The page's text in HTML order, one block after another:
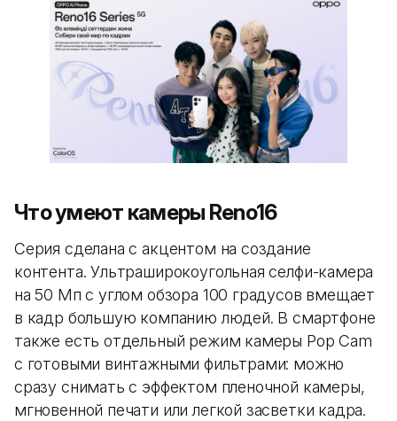
Что умеют камеры Reno16
Серия сделана с акцентом на создание
контента. Ультраширокоугольная селфи-камера
на 50 Мп с углом обзора 100 градусов вмещает
в кадр большую компанию людей. В смартфоне
также есть отдельный режим камеры Pop Cam
с готовыми винтажными фильтрами: можно
сразу снимать с эффектом пленочной камеры,
мгновенной печати или легкой засветки кадра.